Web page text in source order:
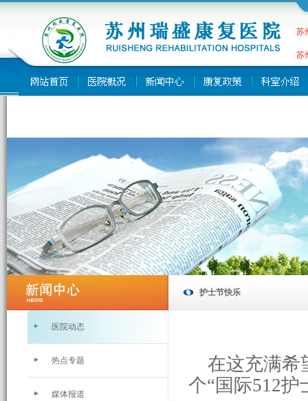
苏
苏
医院动态
热点专题
媒体报道
护士节快乐
在这充满希
个“国际512护